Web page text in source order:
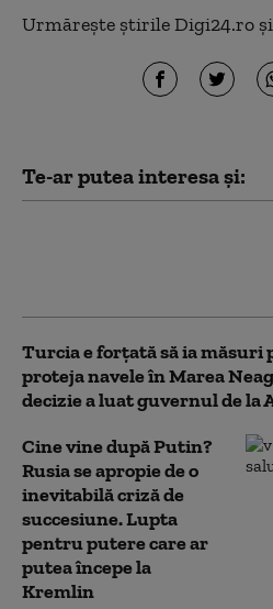
Urmărește știrile Digi24.ro
Te-ar putea interesa și:
Turcia e forțată să ia măsuri
proteja navele în Marea
decizie a luat guvernul de la
Cine vine după Putin?
Rusia se apropie de o
inevitabilă criză de
succesiune. Lupta
pentru putere care ar
putea începe la
Kremlin